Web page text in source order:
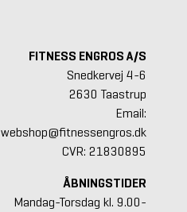
FITNESS ENGROS A/S
Snedkervej 4-6
2630 Taastrup
Email:
webshop@fitnessengros.dk
CVR: 21830895
ÅBNINGSTIDER
Mandag-Torsdag kl. 9.00-